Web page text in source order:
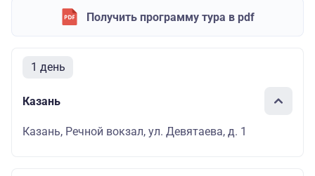
Получить программу тура в pdf
1 день
Казань
Казань, Речной вокзал, ул. Девятаева, д. 1